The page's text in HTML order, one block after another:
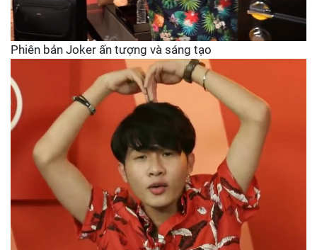
Phiên bản Joker ấn tượng và sáng tạo